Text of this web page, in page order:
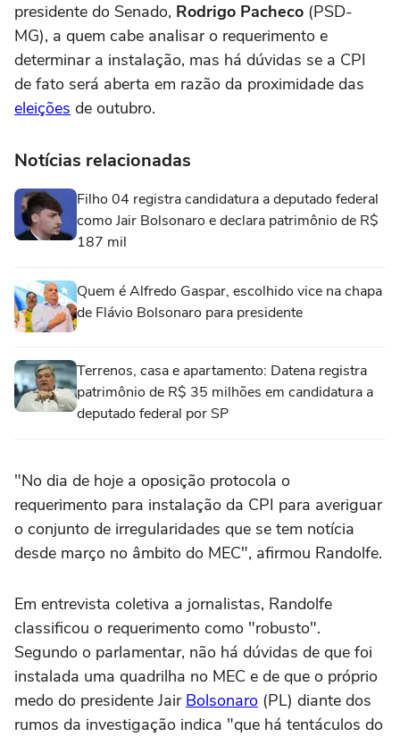
presidente do Senado, Rodrigo Pacheco (PSD-
MG), a quem cabe analisar o requerimento e
determinar a instalação, mas há dúvidas se a CPI
de fato será aberta em razão da proximidade das
eleições de outubro.
Notícias relacionadas
Filho 04 registra candidatura a deputado federal
como Jair Bolsonaro e declara patrimônio de R$
187 mil
Quem é Alfredo Gaspar, escolhido vice na chapa
de Flávio Bolsonaro para presidente
Terrenos, casa e apartamento: Datena registra
patrimônio de R$ 35 milhões em candidatura a
deputado federal por SP
"No dia de hoje a oposição protocola o
requerimento para instalação da CPI para averiguar
o conjunto de irregularidades que se tem notícia
desde março no âmbito do MEC", afirmou Randolfe.
Em entrevista coletiva a jornalistas, Randolfe
classificou o requerimento como "robusto".
Segundo o parlamentar, não há dúvidas de que foi
instalada uma quadrilha no MEC e de que o próprio
medo do presidente Jair Bolsonaro (PL) diante dos
rumos da investigação indica "que há tentáculos do